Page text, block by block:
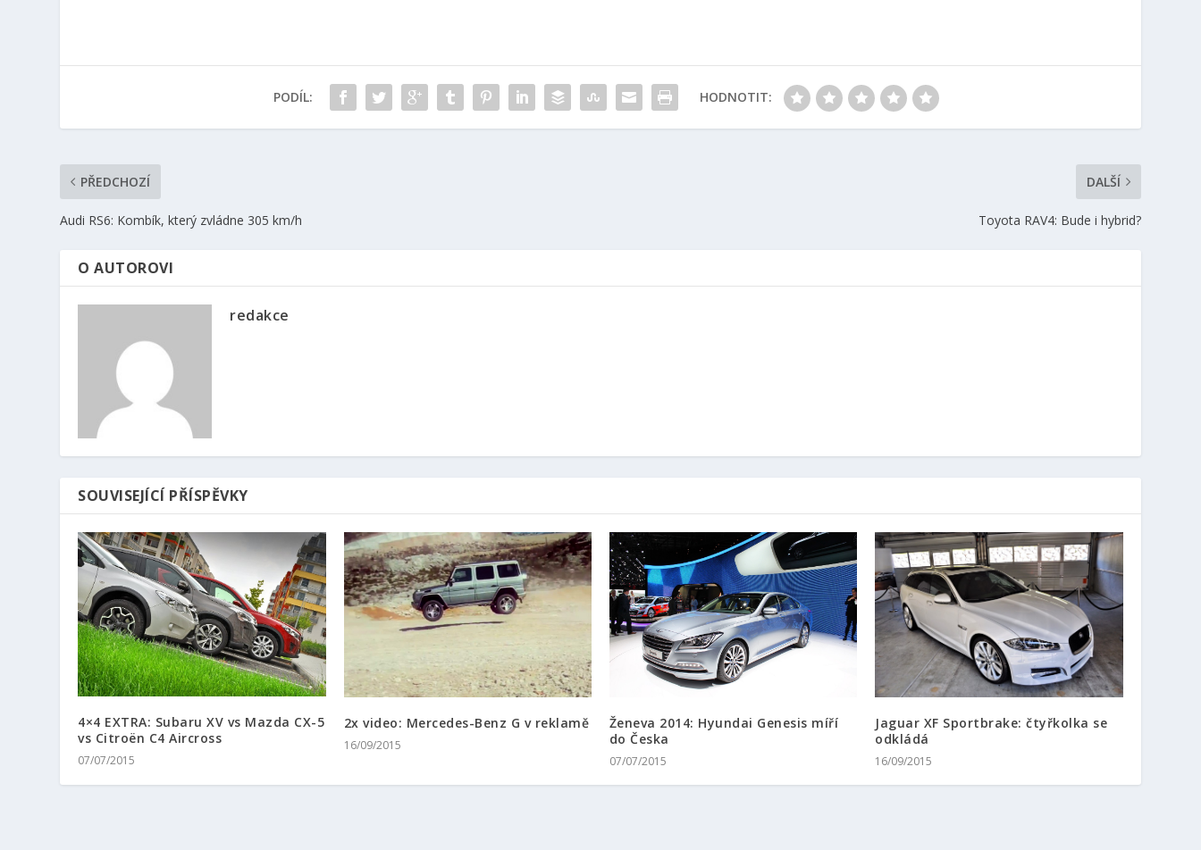
PODÍL: HODNOTIT:
PŘEDCHOZÍ
Audi RS6: Kombík, který zvládne 305 km/h
DALŠÍ
Toyota RAV4: Bude i hybrid?
O AUTOROVI
redakce
SOUVISEJÍCÍ PŘÍSPĚVKY
4×4 EXTRA: Subaru XV vs Mazda CX-5
vs Citroën C4 Aircross
07/07/2015
2x video: Mercedes-Benz G v reklamě
16/09/2015
Ženeva 2014: Hyundai Genesis míří
do Česka
07/07/2015
Jaguar XF Sportbrake: čtyřkolka se
odkládá
16/09/2015